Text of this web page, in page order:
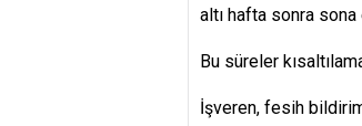
altı hafta sonra sona
Bu süreler
İşveren, fesih